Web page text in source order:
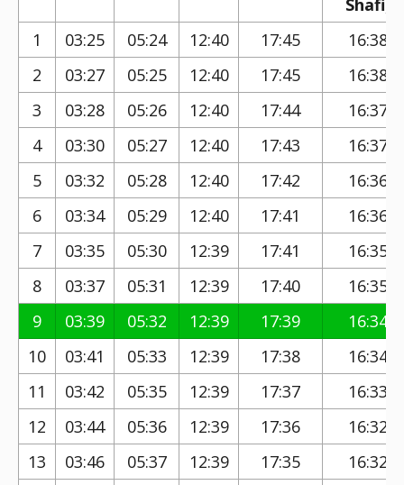
Shafi)
1
03:25 05:24 12:40 17:45
16:38
2
03:27 05:25 12:40 17:45
16:38
3
03:28 05:26 12:40 17:44
16:37
4
03:30 05:27 12:40 17:43
16:37
5
03:32 05:28 12:40 17:42
16:36
6
03:34 05:29 12:40 17:41
16:36
7
03:35 05:30 12:39 17:41
16:35
8
03:37 05:31 12:39 17:40
16:35
9
03:39 05:32 12:39 17:39
16:34
10
03:41 05:33 12:39 17:38
16:34
11
03:42 05:35 12:39 17:37
16:33
12
03:44 05:36 12:39 17:36
16:32
13
03:46 05:37 12:39 17:35
16:32